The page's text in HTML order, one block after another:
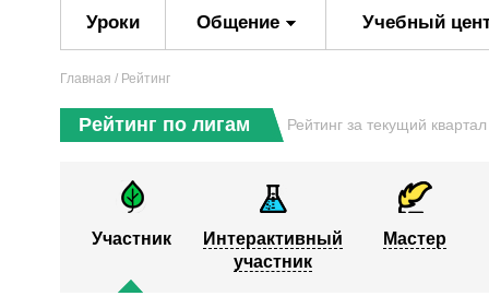
Уроки Общение Учебный
Главная / Рейтинг
Рейтинг по лигам Рейтинг за текущий
Участник
Интерактивный
участник
Мастер